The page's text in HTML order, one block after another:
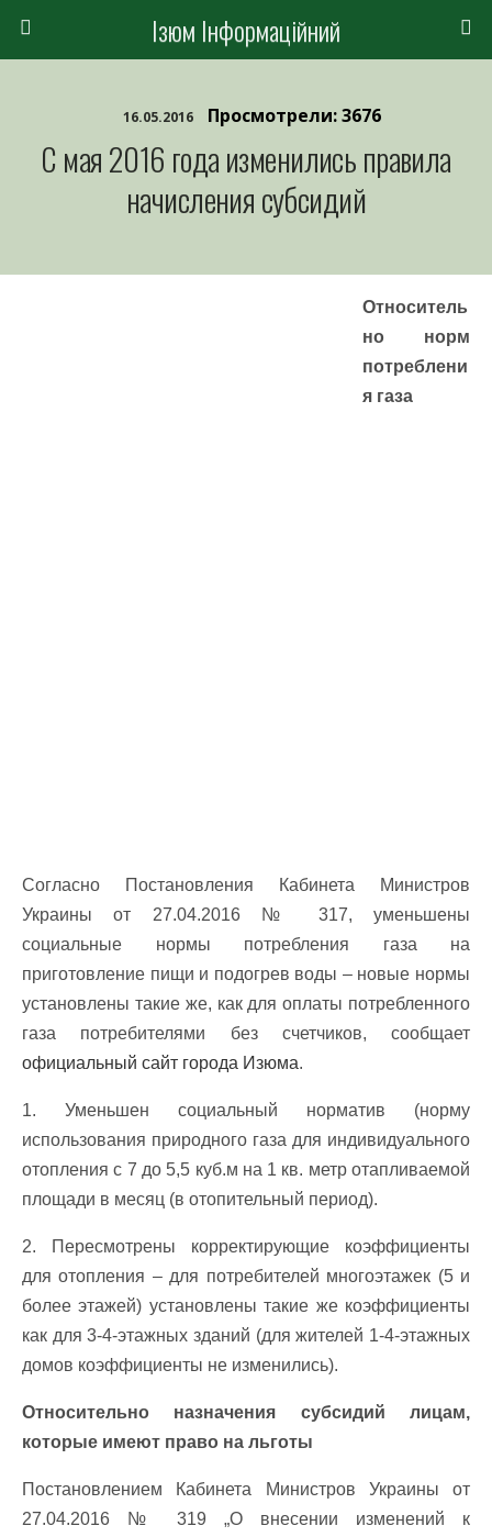
Ізюм Інформаційний
16.05.2016 Просмотрели: 3676
С мая 2016 года изменились правила
начисления субсидий
Относитель
но норм
потреблени
я газа
Согласно Постановления Кабинета Министров
Украины от 27.04.2016 № 317, уменьшены
социальные нормы потребления газа на
приготовление пищи и подогрев воды – новые нормы
установлены такие же, как для оплаты потребленного
газа потребителями без счетчиков, сообщает
официальный сайт города Изюма.
1. Уменьшен социальный норматив (норму
использования природного газа для индивидуального
отопления с 7 до 5,5 куб.м на 1 кв. метр отапливаемой
площади в месяц (в отопительный период).
2. Пересмотрены корректирующие коэффициенты
для отопления – для потребителей многоэтажек (5 и
более этажей) установлены такие же коэффициенты
как для 3-4-этажных зданий (для жителей 1-4-этажных
домов коэффициенты не изменились).
Относительно назначения субсидий лицам,
которые имеют право на льготы
Постановлением Кабинета Министров Украины от
27.04.2016 № 319 „О внесении изменений к